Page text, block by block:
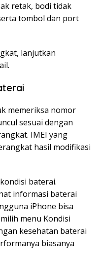
retak, bodi tidak
tombol dan port
lanjutkan
memeriksa nomor
sesuai dengan
IMEI yang
hasil modifikasi
baterai.
informasi baterai
iPhone bisa
menu Kondisi
kesehatan baterai
biasanya